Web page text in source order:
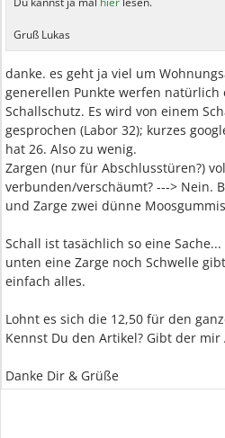
Gruß Lukas
danke. es geht ja viel um
generellen Punkte werfen natürlich
Schallschutz. Es wird von einem
gesprochen (Labor 32); kurzes
hat 26. Also zu wenig.
Zargen (nur für Abschlusstüren?)
verbunden/verschäumt? ---> Nein.
und Zarge zwei dünne
Schall ist tasächlich so eine
unten eine Zarge noch Schwelle
einfach alles.
Lohnt es sich die 12,50 für den
Kennst Du den Artikel? Gibt der mir
Danke Dir & Grüße